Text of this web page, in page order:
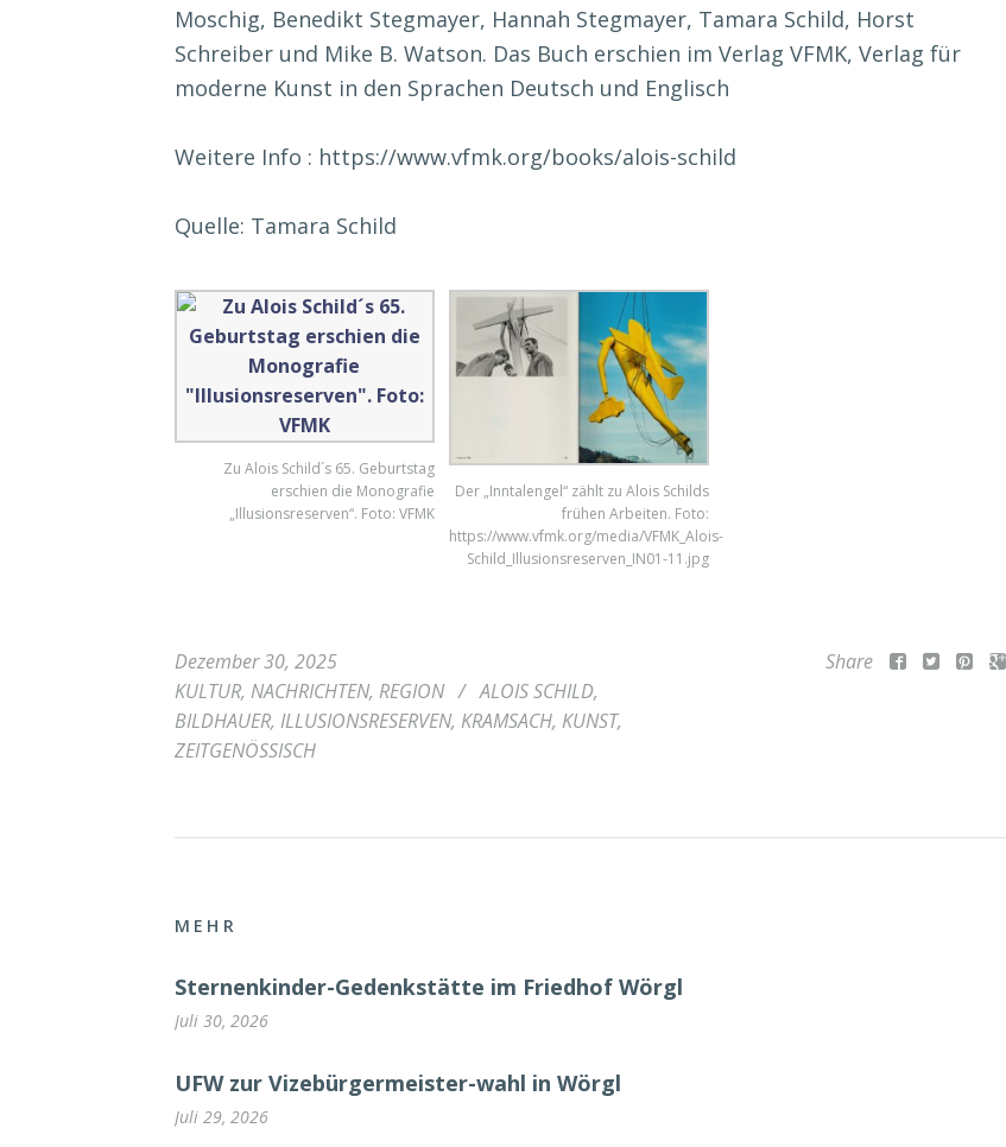
Moschig, Benedikt Stegmayer, Hannah Stegmayer, Tamara Schild, Horst
Schreiber und Mike B. Watson. Das Buch erschien im Verlag VFMK, Verlag für
moderne Kunst in den Sprachen Deutsch und Englisch
Weitere Info : https://www.vfmk.org/books/alois-schild
Quelle: Tamara Schild
Zu Alois Schild´s 65. Geburtstag
erschien die Monografie
„Illusionsreserven“. Foto: VFMK
Der „Inntalengel“ zählt zu Alois Schilds
frühen Arbeiten. Foto:
https://www.vfmk.org/media/VFMK_Alois-
Schild_Illusionsreserven_IN01-11.jpg
Dezember 30, 2025
KULTUR, NACHRICHTEN, REGION/ALOIS SCHILD,
BILDHAUER, ILLUSIONSRESERVEN, KRAMSACH, KUNST,
ZEITGENÖSSISCH
Share
MEHR
Sternenkinder-Gedenkstätte im Friedhof Wörgl
Juli 30, 2026
UFW zur Vizebürgermeister-wahl in Wörgl
Juli 29, 2026